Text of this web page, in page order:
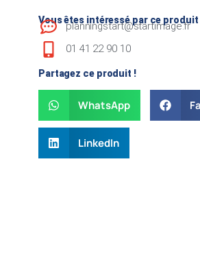
Vous êtes intéressé par ce produit
planningstart@startimage.fr
01 41 22 90 10
Partagez ce produit !
WhatsApp
LinkedIn